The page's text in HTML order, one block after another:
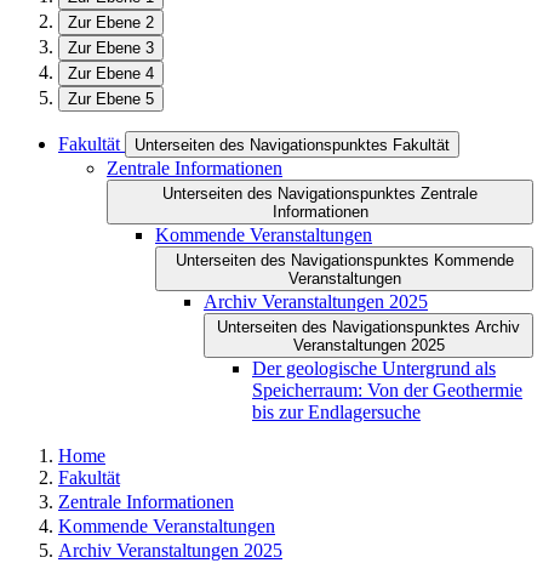
Zur Ebene 2
Zur Ebene 3
Zur Ebene 4
Zur Ebene 5
Fakultät Unterseiten des Navigationspunktes Fakultät
Zentrale Informationen
Unterseiten des Navigationspunktes Zentrale
Informationen
Kommende Veranstaltungen
Unterseiten des Navigationspunktes Kommende
Veranstaltungen
Archiv Veranstaltungen 2025
Unterseiten des Navigationspunktes Archiv
Veranstaltungen 2025
Der geologische Untergrund als
Speicherraum: Von der Geothermie
bis zur Endlagersuche
Home
Fakultät
Zentrale Informationen
Kommende Veranstaltungen
Archiv Veranstaltungen 2025